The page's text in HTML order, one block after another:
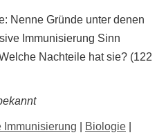
Nenne Gründe unter denen
Immunisierung Sinn
Nachteile hat sie? (122
Immunisierung Biologie